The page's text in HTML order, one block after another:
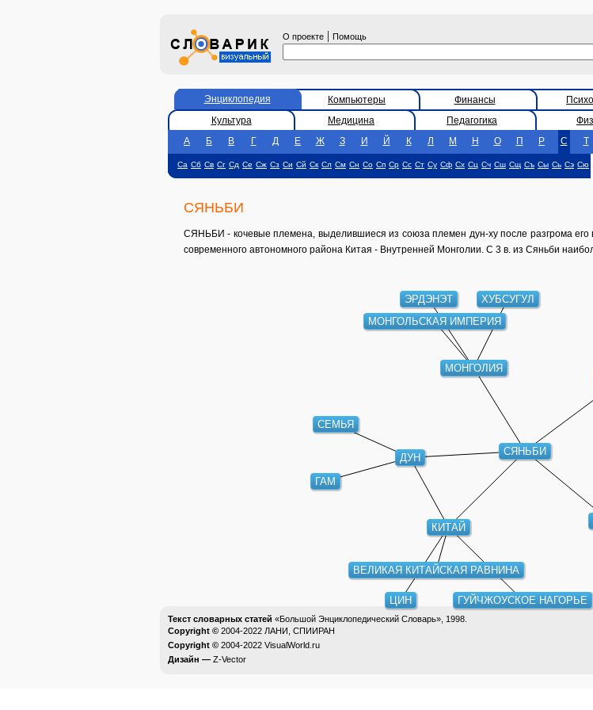
О проекте | Помощь
Энциклопедия Компьютеры Финансы
Культура
Медицина Педагогика
А
Б В Г Д Е Ж З И Й К Л М Н О П Р С Т
Са Сб Св Сг Сд Се Сж Сз Си Сй Ск Сл См Сн Со Сп Ср Сс Ст Су Сф Сх Сц Сч Сш Сщ Съ Сы Сь Сэ Сю
СЯНЬБИ
СЯНЬБИ - кочевые племена, выделившиеся из союза племен дун-ху после разгрома его
современного автономного района Китая - Внутренней Монголии. С 3 в. из Сяньби
СЯНЬБИ
ДУН
МОНГОЛИЯ
КИТАЙ
ГАМ
СЕМЬЯ
МОНГОЛЬСКАЯ ИМПЕРИЯ
ХУБСУГУЛ
ЭРДЭНЭТ
ЦИН ГУЙЧЖОУСКОЕ НАГОРЬЕ
ВЕЛИКАЯ КИТАЙСКАЯ РАВНИНА
Текст словарных статей «Большой Энциклопедический Словарь», 1998.
Copyright © 2004-2022 ЛАНИ, СПИИРАН
Copyright © 2004-2022 VisualWorld.ru
Дизайн — Z-Vector